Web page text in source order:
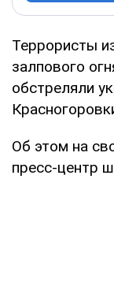
Террористы
залпового
обстреляли
Об этом на
пресс-центр